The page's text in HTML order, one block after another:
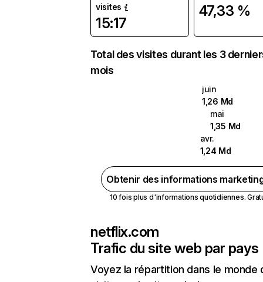
visites
15:17
47,33 %
Total des visites durant les 3
mois
juin
1,26 Md
mai
1,35 Md
avr.
1,24 Md
Obtenir des informations
10 fois plus d'informations quotidiennes.
netflix.com
Trafic du site web par pays
Voyez la répartition dans le monde